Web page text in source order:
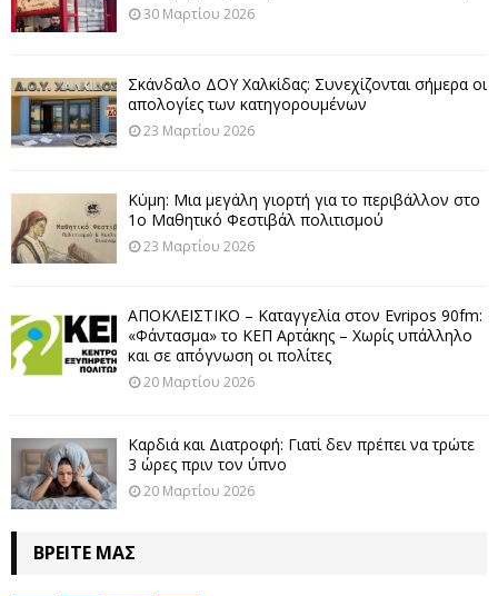
30 Μαρτίου 2026
Σκάνδαλο ΔΟΥ Χαλκίδας: Συνεχίζονται σήμερα οι
απολογίες των κατηγορουμένων
23 Μαρτίου 2026
Κύμη: Μια μεγάλη γιορτή για το περιβάλλον στο
1ο Μαθητικό Φεστιβάλ πολιτισμού
23 Μαρτίου 2026
ΑΠΟΚΛΕΙΣΤΙΚΟ – Καταγγελία στον Evripos 90fm:
«Φάντασμα» το ΚΕΠ Αρτάκης – Χωρίς υπάλληλο
και σε απόγνωση οι πολίτες
20 Μαρτίου 2026
Καρδιά και Διατροφή: Γιατί δεν πρέπει να τρώτε
3 ώρες πριν τον ύπνο
20 Μαρτίου 2026
ΒΡΕΊΤΕ ΜΑΣ